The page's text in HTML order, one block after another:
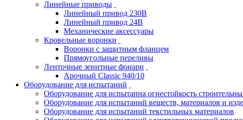
Линейные приводы
Линейный привод 230В
Линейный привод 24В
Механические аксессуары
Кровельные воронки
Воронки с защитным фланцем
Прямоугольные переливы
Ленточные зенитные фонари
Арочный Classic 940/10
Оборудование для испытаний
Оборудование для испытанна огнестойкость
Оборудование для испытаний веществ, материалов и
Оборудование для испытаний текстильных материалов